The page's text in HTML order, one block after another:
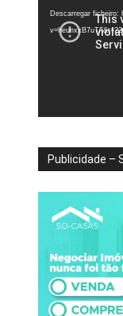
vídeo
Descarregar
Publicidade –